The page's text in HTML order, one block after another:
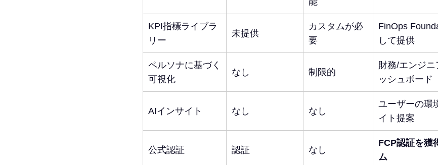
KPI指標ライブラ
リー
未提供
カスタムが必
要
FinOps
して提供
ペルソナに基づく
可視化
なし 制限的
財務/エンジ
ッシュボード
AIインサイト なし なし
ユーザーの環
イト提案
公式認証 認証 なし
FCP認証を獲
ム